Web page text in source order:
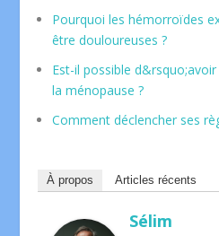
Pourquoi les hémorroïdes
être douloureuses ?
Est-il possible
la ménopause ?
Comment déclencher ses
À propos Articles récents
Sélim